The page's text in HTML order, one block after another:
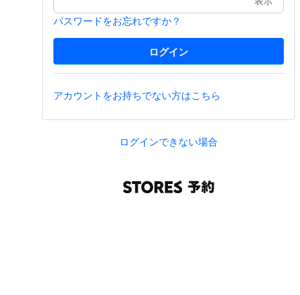
パスワードをお忘れですか？
アカウントをお持ちでない方はこちら
ログインできない場合